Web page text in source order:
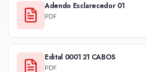
Adendo Esclarecedor 01
PDF
Edital 0001 21 CABOS
PDF